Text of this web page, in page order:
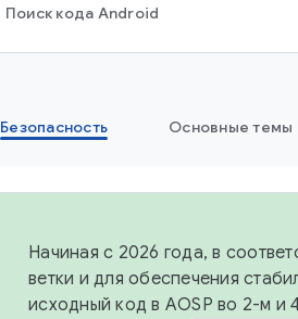
Поиск кода Android
Безопасность Основные темы
Начиная с 2026 года, в
ветки и для обеспечения
исходный код в AOSP во 2-м и